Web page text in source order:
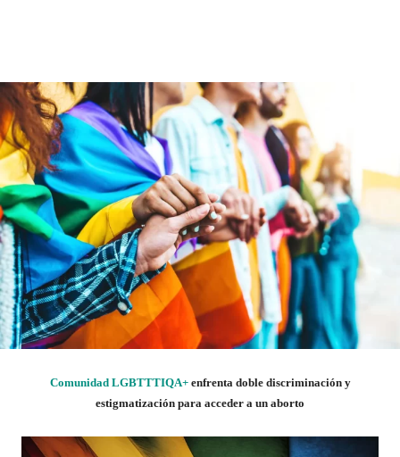
Comunidad LGBTTTIQA+enfrenta doble discriminación y
estigmatización para acceder a un aborto